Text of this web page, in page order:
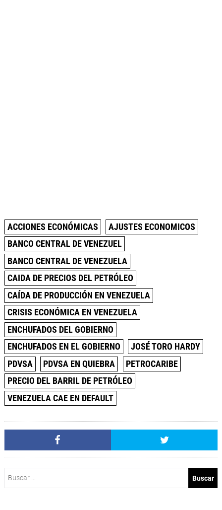
ACCIONES ECONÓMICAS
AJUSTES ECONOMICOS
BANCO CENTRAL DE VENEZUEL
BANCO CENTRAL DE VENEZUELA
CAIDA DE PRECIOS DEL PETRÓLEO
CAÍDA DE PRODUCCIÓN EN VENEZUELA
CRISIS ECONÓMICA EN VENEZUELA
ENCHUFADOS DEL GOBIERNO
ENCHUFADOS EN EL GOBIERNO
JOSÉ TORO HARDY
PDVSA
PDVSA EN QUIEBRA
PETROCARIBE
PRECIO DEL BARRIL DE PETRÓLEO
VENEZUELA CAE EN DEFAULT